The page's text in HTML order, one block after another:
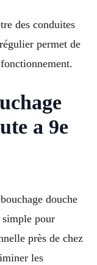
des conduites
permet de
a 9e
douche
pour
près de chez
les